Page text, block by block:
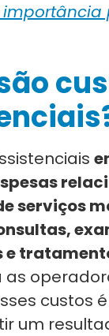
importância
serviços
e
as
custos
um